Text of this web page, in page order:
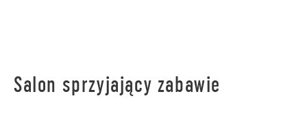
Salon sprzyjający zabawie